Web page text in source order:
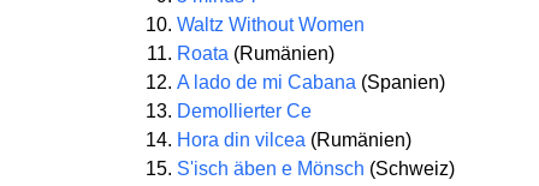
Waltz Without Women
Roata (Rumänien)
A lado de mi Cabana (Spanien)
Demollierter Ce
Hora din vilcea (Rumänien)
S'isch äben e Mönsch (Schweiz)